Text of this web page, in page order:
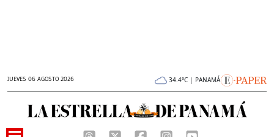
JUEVES 06 AGOSTO 2026 34.4°C | PANAMÁ